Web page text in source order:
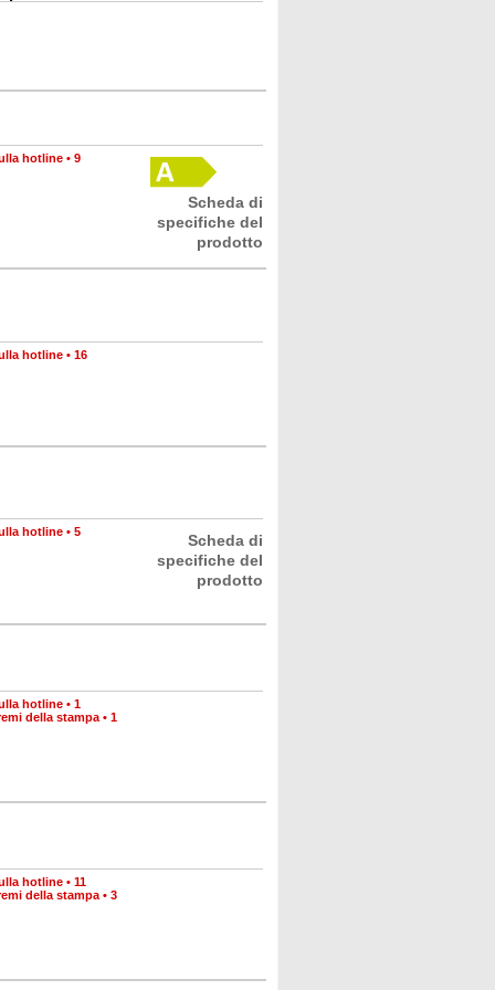
hotline • 9
Scheda di
specifiche del
prodotto
hotline • 16
hotline • 5
Scheda di
specifiche del
prodotto
hotline • 1
della stampa • 1
hotline • 11
della stampa • 3